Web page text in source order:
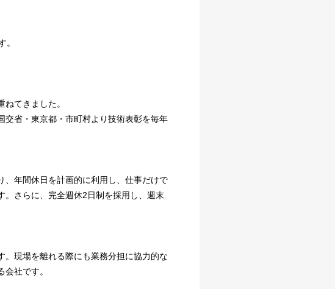
。
てきました。
交省・東京都・市町村より技術表彰を毎年
、年間休日を計画的に利用し、仕事だけで
。さらに、完全週休2日制を採用し、週末
現場を離れる際にも業務分担に協力的な
社です。